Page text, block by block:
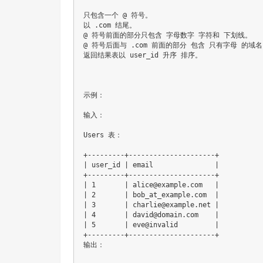
只包含一个 @ 符号。
以 .com 结尾。
@ 符号前面的部分只包含 字母数字 字符和 下划线。
@ 符号后面与 .com 前面的部分 包含 只有字母 的域
返回结果表以 user_id 升序 排序。
示例：
输入：
Users 表：
+---------+---------------------+
| user_id | email               |
+---------+---------------------+
| 1       | alice@example.com   |
| 2       | bob_at_example.com  |
| 3       | charlie@example.net |
| 4       | david@domain.com    |
| 5       | eve@invalid         |
+---------+---------------------+
输出：